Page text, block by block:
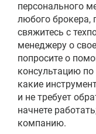
персонального
любого брокера,
свяжитесь с
менеджеру о
попросите о
консультацию по
какие
и не требует
начнете
компанию.